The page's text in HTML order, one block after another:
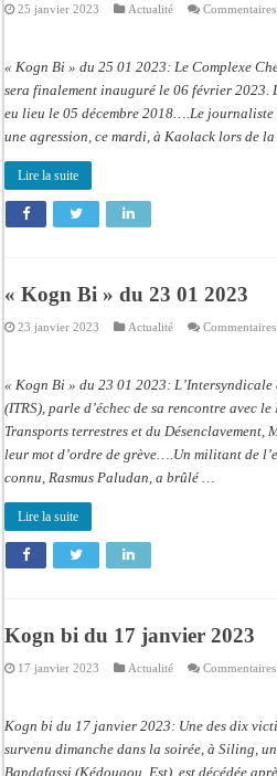
25 janvier 2023 Actualité
« Kogn Bi » du 25 01 2023: Le Complexe
sera finalement inauguré le 06 février 2023.
eu lieu le 05 décembre 2018….Le
une agression, ce mardi, à Kaolack lors de
Lire la suite
« Kogn Bi » du 23 01 2023
23 janvier 2023 Actualité
« Kogn Bi » du 23 01 2023:
(ITRS), parle d’échec de sa rencontre avec
Transports terrestres et du Désenclavement,
leur mot d’ordre de grève….Un militant de
connu, Rasmus Paludan, a brûlé …
Lire la suite
Kogn bi du 17 janvier 2023
17 janvier 2023 Actualité
Kogn bi du 17 janvier 2023: Une des dix
survenu dimanche dans la soirée, à Siling,
Bandafassi (Kédougou, Est), est décédée